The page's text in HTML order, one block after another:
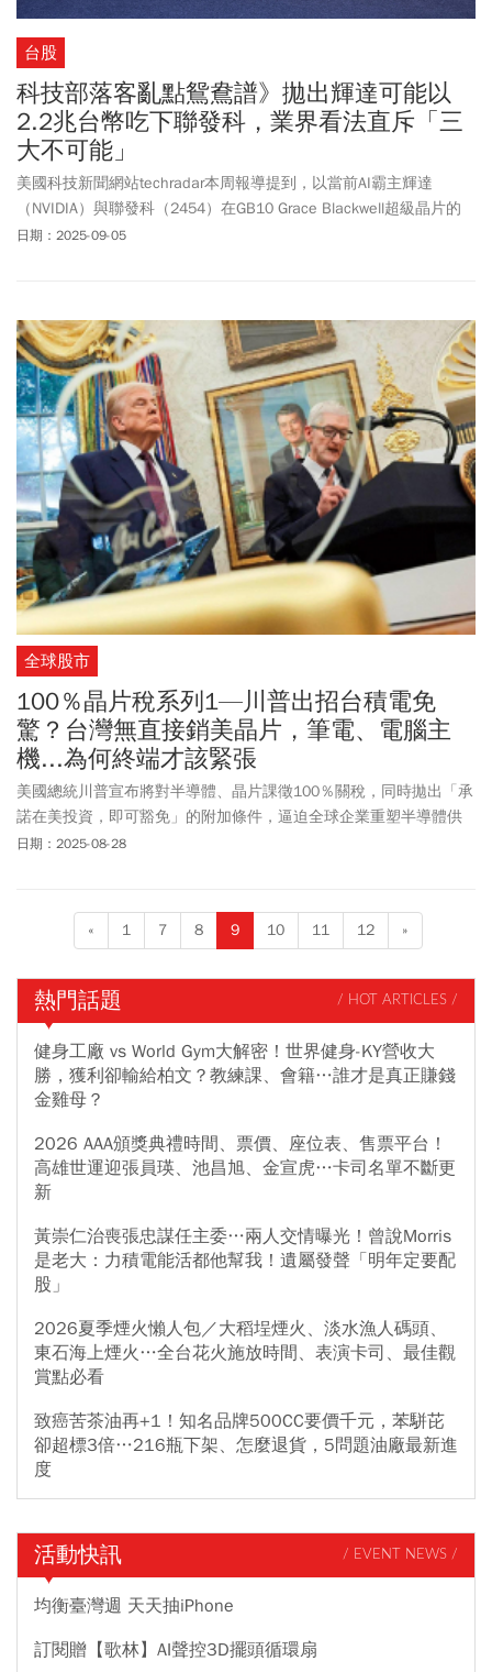
台股
科技部落客亂點鴛鴦譜》拋出輝達可能以
2.2兆台幣吃下聯發科，業界看法直斥「三
大不可能」
美國科技新聞網站techradar本周報導提到，以當前AI霸主輝達
（NVIDIA）與聯發科（2454）在GB10 Grace Blackwell超級晶片的
緊密合作關係來看，不排除輝達願意以目前聯發科約730億美元（約
算。
日期：2025-09-05
全球股市
100％晶片稅系列1—川普出招台積電免
驚？台灣無直接銷美晶片，筆電、電腦主
機...為何終端才該緊張
美國總統川普宣布將對半導體、晶片課徵100％關稅，同時拋出「承
諾在美投資，即可豁免」的附加條件，逼迫全球企業重塑半導體供
應鏈。台廠看似可用加碼投資閃過高額關稅威脅，前進美國設廠卻
日期：2025-08-28
« 1 7 8 9 10 11 12 »
熱門話題 / HOT ARTICLES /
健身工廠 vs World Gym大解密！世界健身-KY營收大
勝，獲利卻輸給柏文？教練課、會籍…誰才是真正賺錢
金雞母？
2026 AAA頒獎典禮時間、票價、座位表、售票平台！
高雄世運迎張員瑛、池昌旭、金宣虎…卡司名單不斷更
新
黃崇仁治喪張忠謀任主委…兩人交情曝光！曾說Morris
是老大：力積電能活都他幫我！遺屬發聲「明年定要配
股」
2026夏季煙火懶人包／大稻埕煙火、淡水漁人碼頭、
東石海上煙火…全台花火施放時間、表演卡司、最佳觀
賞點必看
致癌苦茶油再+1！知名品牌500CC要價千元，苯駢芘
卻超標3倍…216瓶下架、怎麼退貨，5問題油廠最新進
度
活動快訊 / EVENT NEWS /
均衡臺灣週 天天抽iPhone
訂閱贈【歌林】AI聲控3D擺頭循環扇